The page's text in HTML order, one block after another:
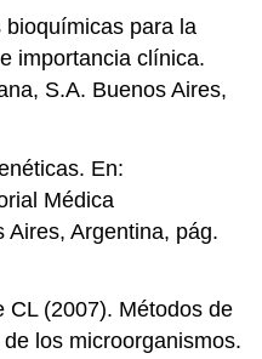
bioquímicas para la
importancia clínica.
S.A. Buenos Aires,
En:
Médica
Aires, Argentina, pág.
CL (2007). Métodos de
los microorganismos.